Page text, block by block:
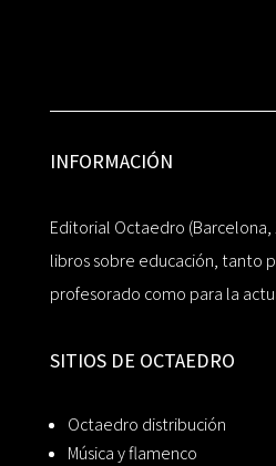
INFORMACIÓN
Editorial Octaedro (Barcelona,
libros sobre educación, tanto
profesorado como para la
SITIOS DE OCTAEDRO
Octaedro distribución
Música y flamenco